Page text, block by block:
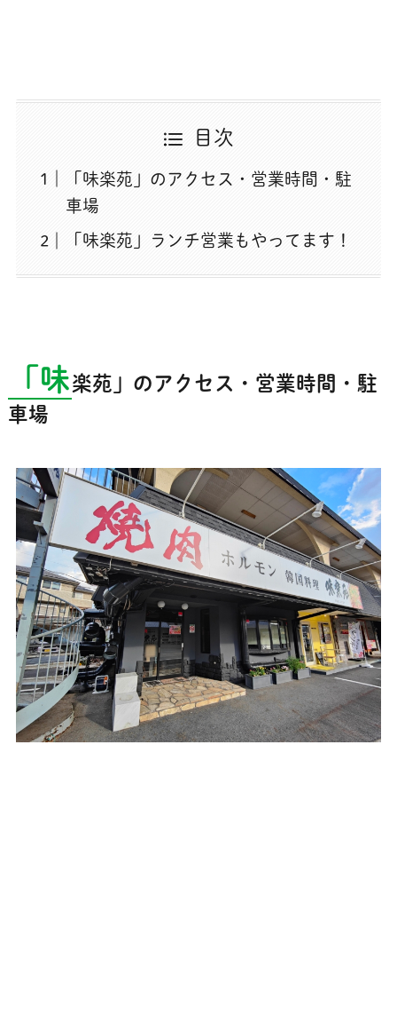
目次
「味楽苑」のアクセス・営業時間・駐
車場
「味楽苑」ランチ営業もやってます！
「味楽苑」のアクセス・営業時間・駐
車場